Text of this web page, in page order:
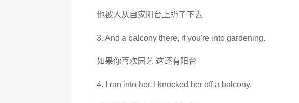
他被人从自家阳台上扔了下去
3. And a balcony there, if you're into gardening.
如果你喜欢园艺 这还有阳台
4. I ran into her, I knocked her off a balcony.